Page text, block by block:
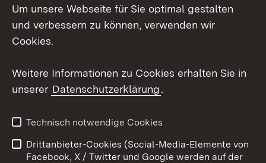
Mastodon
Youtube
Kontakt
Datenschutz
Barrierefreiheit
Impressum Cookies
Um unsere Webseite für Sie optimal gestalten
und verbessern zu können, verwenden wir
Cookies.
Weitere Informationen zu Cookies erhalten Sie in
unserer Datenschutzerklärung.
Technisch notwendige Cookies
Drittanbieter-Cookies (Social-Media-Elemente von
Facebook, X / Twitter und Google werden auf der